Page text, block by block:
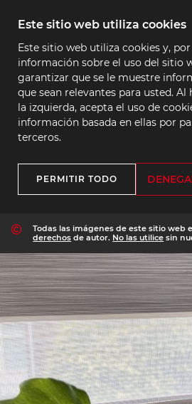
Este sitio web utiliza cookies
Este sitio web utiliza cookies y,
información sobre el uso del sitio
garantizar que se le muestre
que sean relevantes para usted. Al
la izquierda, acepta el uso de
información basada en ellas por
terceros.
PERMITIR TODO
Todas las imágenes de este sitio web
derechos de autor. No las utilice sin